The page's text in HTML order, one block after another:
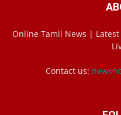
Online Tamil News |
Contact us: